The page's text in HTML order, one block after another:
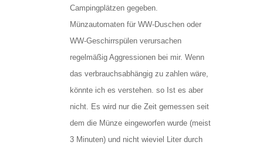
Campingplätzen gegeben.
Münzautomaten für WW-Duschen oder
WW-Geschirrspülen verursachen
regelmäßig Aggressionen bei mir. Wenn
das verbrauchsabhängig zu zahlen wäre,
könnte ich es verstehen. so Ist es aber
nicht. Es wird nur die Zeit gemessen seit
dem die Münze eingeworfen wurde (meist
3 Minuten) und nicht wieviel Liter durch